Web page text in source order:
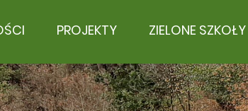
PROJEKTY ZIELONE SZKOŁY